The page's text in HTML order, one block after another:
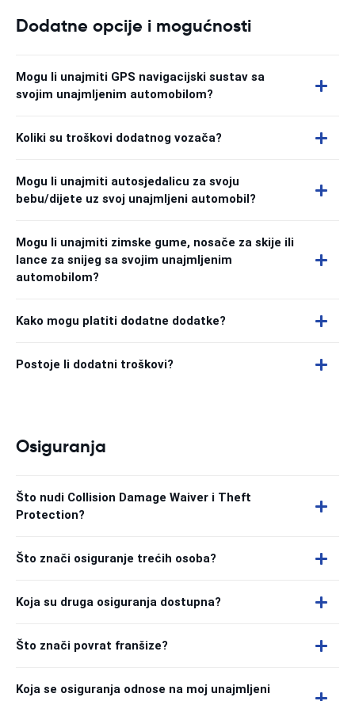
Dodatne opcije i mogućnosti
Mogu li unajmiti GPS navigacijski sustav sa
svojim unajmljenim automobilom?
Koliki su troškovi dodatnog vozača?
Mogu li unajmiti autosjedalicu za svoju
bebu/dijete uz svoj unajmljeni automobil?
Mogu li unajmiti zimske gume, nosače za skije ili
lance za snijeg sa svojim unajmljenim
automobilom?
Kako mogu platiti dodatne dodatke?
Postoje li dodatni troškovi?
Osiguranja
Što nudi Collision Damage Waiver i Theft
Protection?
Što znači osiguranje trećih osoba?
Koja su druga osiguranja dostupna?
Što znači povrat franšize?
Koja se osiguranja odnose na moj unajmljeni